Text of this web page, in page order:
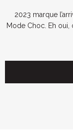
2023 marque
Mode Choc. Eh oui,